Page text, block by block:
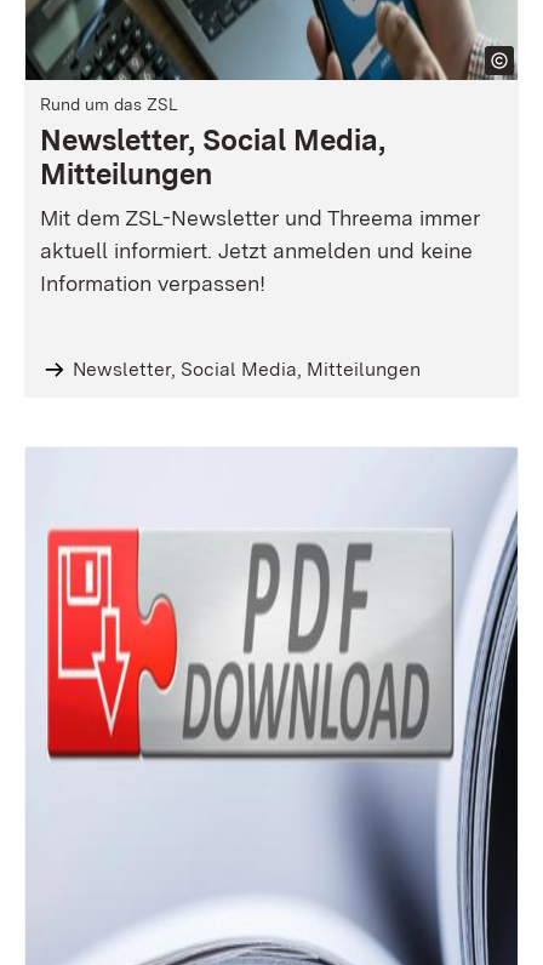
Rund um das ZSL
Newsletter, Social Media,
Mitteilungen
Mit dem ZSL-Newsletter und Threema immer
aktuell informiert. Jetzt anmelden und keine
Information verpassen!
Newsletter, Social Media, Mitteilungen